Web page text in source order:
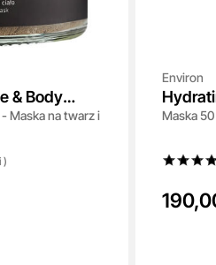
& Body
Maska na twarz i
)
Environ
Maska